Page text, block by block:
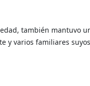
también mantuvo
y varios familiares